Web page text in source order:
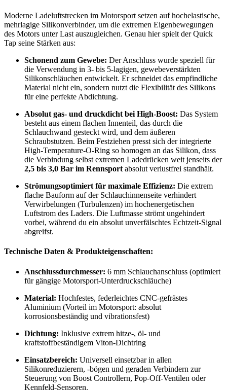
Moderne Ladeluftstrecken im Motorsport setzen auf hochelastische,
mehrlagige Silikonverbinder, um die extremen Eigenbewegungen
des Motors unter Last auszugleichen. Genau hier spielt der Quick
Tap seine Stärken aus:
Schonend zum Gewebe: Der Anschluss wurde speziell für
die Verwendung in 3- bis 5-lagigen, gewebeverstärkten
Silikonschläuchen entwickelt. Er schneidet das empfindliche
Material nicht ein, sondern nutzt die Flexibilität des Silikons
für eine perfekte Abdichtung.
Absolut gas- und druckdicht bei High-Boost: Das System
besteht aus einem flachen Innenteil, das durch die
Schlauchwand gesteckt wird, und dem äußeren
Schraubstutzen. Beim Festziehen presst sich der integrierte
High-Temperature-O-Ring so homogen an das Silikon, dass
die Verbindung selbst extremen Ladedrücken weit jenseits der
2,5 bis 3,0 Bar im Rennsport absolut verlustfrei standhält.
Strömungsoptimiert für maximale Effizienz: Die extrem
flache Bauform auf der Schlauchinnenseite verhindert
Verwirbelungen (Turbulenzen) im hochenergetischen
Luftstrom des Laders. Die Luftmasse strömt ungehindert
vorbei, während du ein absolut unverfälschtes Echtzeit-Signal
abgreifst.
Technische Daten & Produkteigenschaften:
Anschlussdurchmesser: 6 mm Schlauchanschluss (optimiert
für gängige Motorsport-Unterdruckschläuche)
Material: Hochfestes, federleichtes CNC-gefrästes
Aluminium (Vorteil im Motorsport: absolut
korrosionsbeständig und vibrationsfest)
Dichtung: Inklusive extrem hitze-, öl- und
kraftstoffbeständigem Viton-Dichtring
Einsatzbereich: Universell einsetzbar in allen
Silikonreduzierern, -bögen und geraden Verbindern zur
Steuerung von Boost Controllern, Pop-Off-Ventilen oder
Kennfeld-Sensoren.